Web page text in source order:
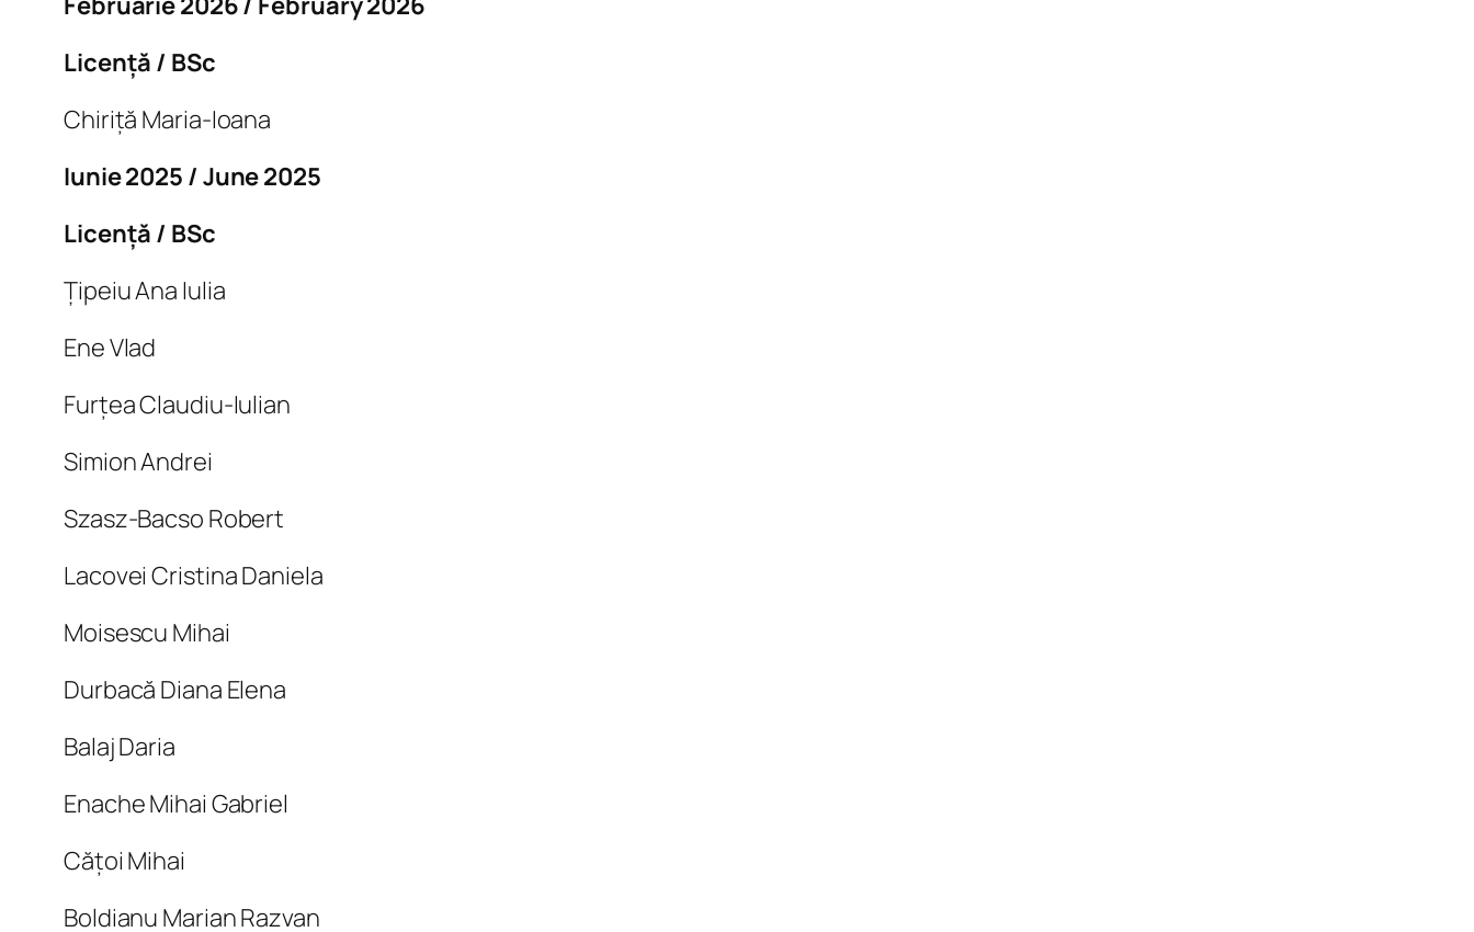
Licență / BSc
Chiriță Maria-Ioana
Iunie 2025 / June 2025
Licență / BSc
Țipeiu Ana Iulia
Ene Vlad
Furțea Claudiu-Iulian
Simion Andrei
Szasz-Bacso Robert
Lacovei Cristina Daniela
Moisescu Mihai
Durbacă Diana Elena
Balaj Daria
Enache Mihai Gabriel
Cățoi Mihai
Boldianu Marian Razvan